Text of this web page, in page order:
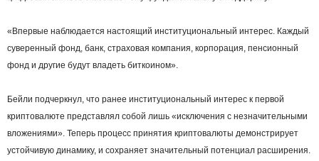
«Впервые наблюдается настоящий институциональный интерес. Каждый
суверенный фонд, банк, страховая компания, корпорация, пенсионный
фонд и другие будут владеть биткоином».
Бейли подчеркнул, что ранее институциональный интерес к первой
криптовалюте представлял собой лишь «исключения с незначительными
вложениями». Теперь процесс принятия криптовалюты демонстрирует
устойчивую динамику, и сохраняет значительный потенциал расширения.